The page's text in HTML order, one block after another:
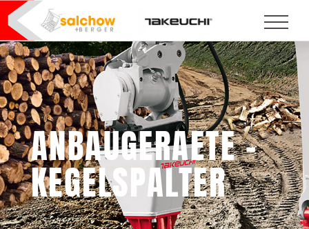
ANBAUGERAETE –
KEGELSPALTER